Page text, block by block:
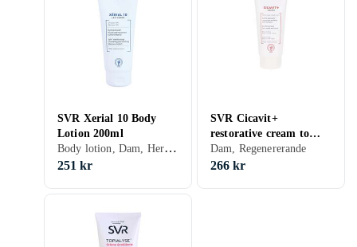
SVR Xerial 10 Body
Lotion 200ml
Body lotion, Dam, Herr, Normal, Blandad, Torr, Känslig, Regenererande, Närande
251 kr
SVR Cicavit+
restorative cream to
accelerate healing 100ml
Dam, Regenererande
266 kr